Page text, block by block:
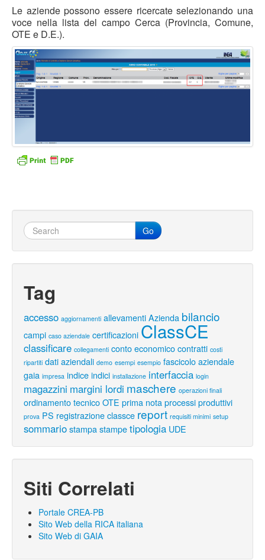
Le aziende possono essere ricercate selezionando una
voce nella lista del campo Cerca (Provincia, Comune,
OTE e D.E.).
Go
Tag
accesso aggiornamenti allevamentiAzienda bilancio
campi caso aziendale certificazioni ClassCE
classificare collegamenti conto economicocontratti costi
ripartiti dati aziendali demo esempi esempio fascicolo aziendale
gaia impresa indiceindici installazione interfaccia login
magazzini margini lordi maschere operazioni finali
ordinamento tecnicoOTE prima notaprocessi produttivi
prova PS registrazione classce report requisiti minimi setup
sommariostampastampetipologia UDE
Siti Correlati
Portale CREA-PB
Sito Web della RICA italiana
Sito Web di GAIA